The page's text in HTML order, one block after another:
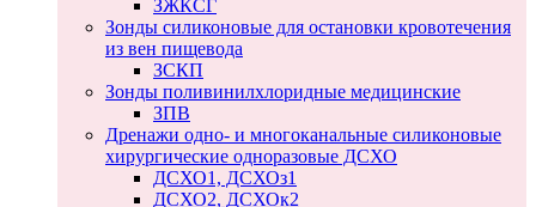
ЗЖКСГ
Зонды силиконовые для остановки кровотечения
из вен пищевода
ЗСКП
Зонды поливинилхлоридные медицинские
ЗПВ
Дренажи одно- и многоканальные силиконовые
хирургические одноразовые ДСХО
ДСХО1, ДСХОз1
ДСХО2, ДСХОк2